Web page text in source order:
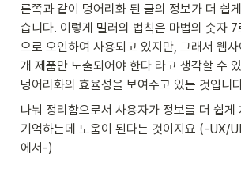
른쪽과 같이 덩어리화 된 글의 정보가 더 쉽
습니다. 이렇게 밀러의 법칙은 마법의 숫자
으로 오인하여 사용되고 있지만, 그래서 웹
개 제품만 노출되어야 한다 라고 생각할 수
덩어리화의 효율성을 보여주고 있는 것입니
나눠 정리함으로서 사용자가 정보를 더 쉽게
기억하는데 도움이 된다는 것이지요 (-UX/
에서-)